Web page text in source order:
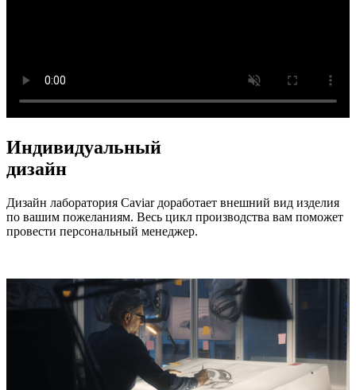
Индивидуальный
дизайн
Дизайн лаборатория Caviar доработает внешний вид изделия
по вашим пожеланиям. Весь цикл производства вам поможет
провести персональный менеджер.